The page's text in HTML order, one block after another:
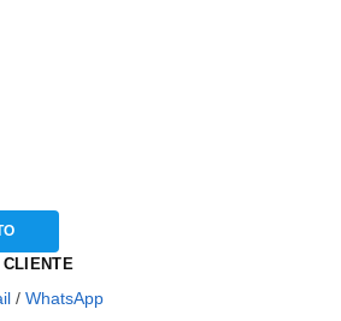
/WhatsApp